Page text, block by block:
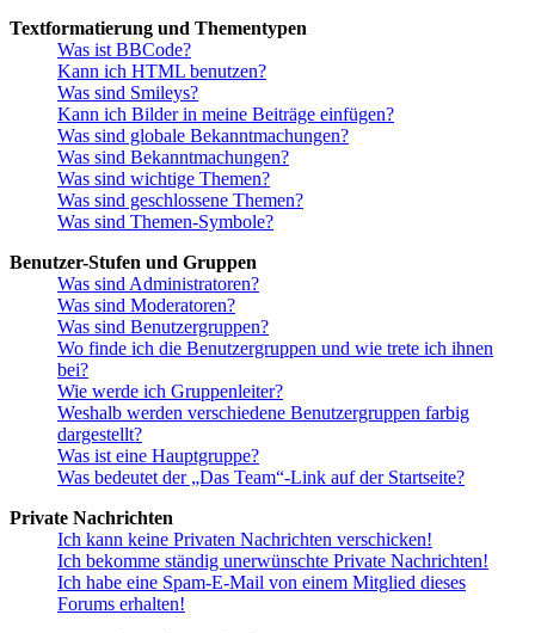
Textformatierung und Thementypen
Was ist BBCode?
Kann ich HTML benutzen?
Was sind Smileys?
Kann ich Bilder in meine Beiträge einfügen?
Was sind globale Bekanntmachungen?
Was sind Bekanntmachungen?
Was sind wichtige Themen?
Was sind geschlossene Themen?
Was sind Themen-Symbole?
Benutzer-Stufen und Gruppen
Was sind Administratoren?
Was sind Moderatoren?
Was sind Benutzergruppen?
Wo finde ich die Benutzergruppen und wie trete ich ihnen
bei?
Wie werde ich Gruppenleiter?
Weshalb werden verschiedene Benutzergruppen farbig
dargestellt?
Was ist eine Hauptgruppe?
Was bedeutet der „Das Team“-Link auf der Startseite?
Private Nachrichten
Ich kann keine Privaten Nachrichten verschicken!
Ich bekomme ständig unerwünschte Private Nachrichten!
Ich habe eine Spam-E-Mail von einem Mitglied dieses
Forums erhalten!